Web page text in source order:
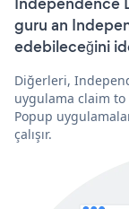
guru an
edebileceğini
Diğerleri,
uygulama claim to
Popup
çalışır.